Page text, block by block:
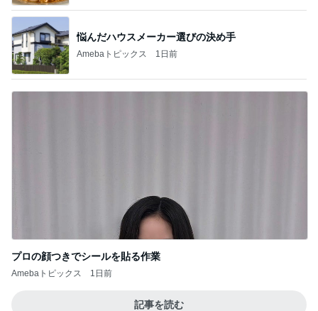
記事を読む
Amebaトピックス 10時間前